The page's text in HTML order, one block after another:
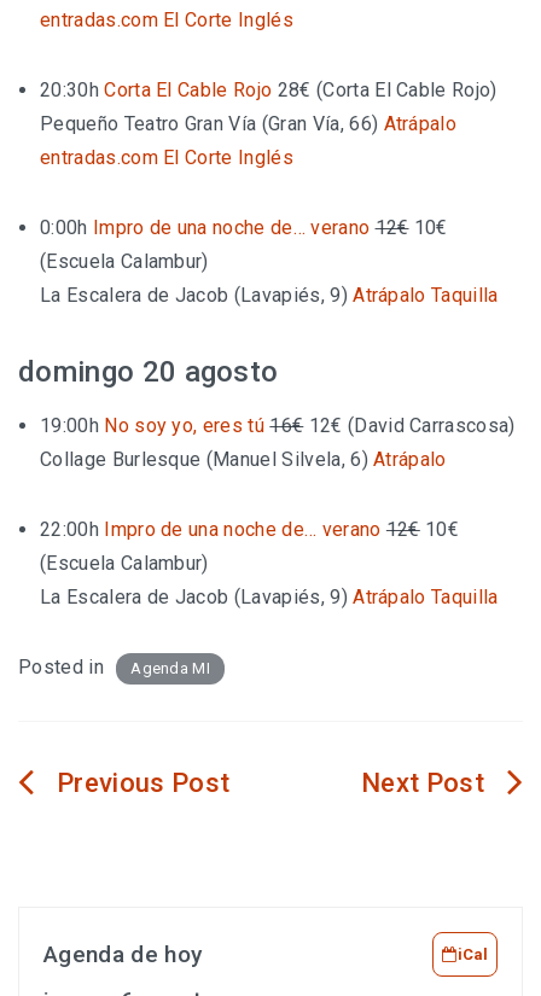
entradas.com El Corte Inglés
20:30h Corta El Cable Rojo 28€ (Corta El Cable Rojo)
Pequeño Teatro Gran Vía (Gran Vía, 66) Atrápalo
entradas.com El Corte Inglés
0:00h Impro de una noche de… verano 12€10€
(Escuela Calambur)
La Escalera de Jacob (Lavapiés, 9) Atrápalo Taquilla
domingo 20 agosto
19:00h No soy yo, eres tú 16€12€ (David Carrascosa)
Collage Burlesque (Manuel Silvela, 6) Atrápalo
22:00h Impro de una noche de… verano 12€10€
(Escuela Calambur)
La Escalera de Jacob (Lavapiés, 9) Atrápalo Taquilla
Posted in Agenda MI
Navegación
Agenda de hoy iCal